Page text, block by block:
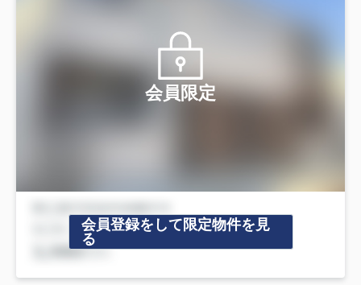
会員限定
会員登録をして限定物件を見
る